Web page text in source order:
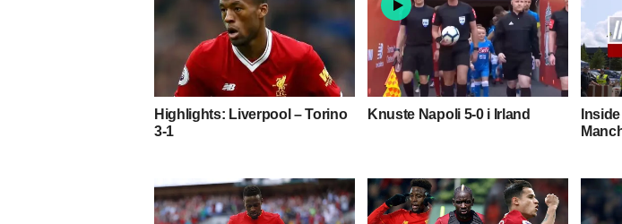
Highlights: Liverpool – Torino
3-1
Knuste Napoli 5-0 i Irland